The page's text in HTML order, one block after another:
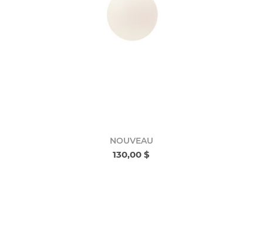
NOUVEAU
130,00 $